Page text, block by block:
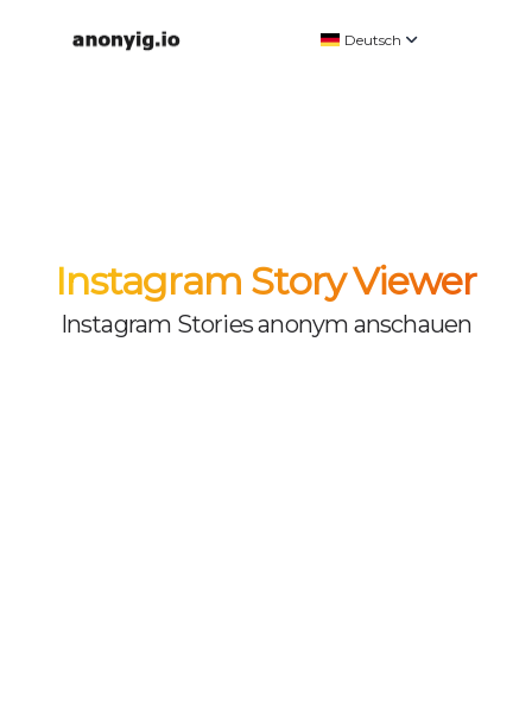
Deutsch
Italiano
日本語
Instagram Story Viewer
Instagram Stories anonym anschauen